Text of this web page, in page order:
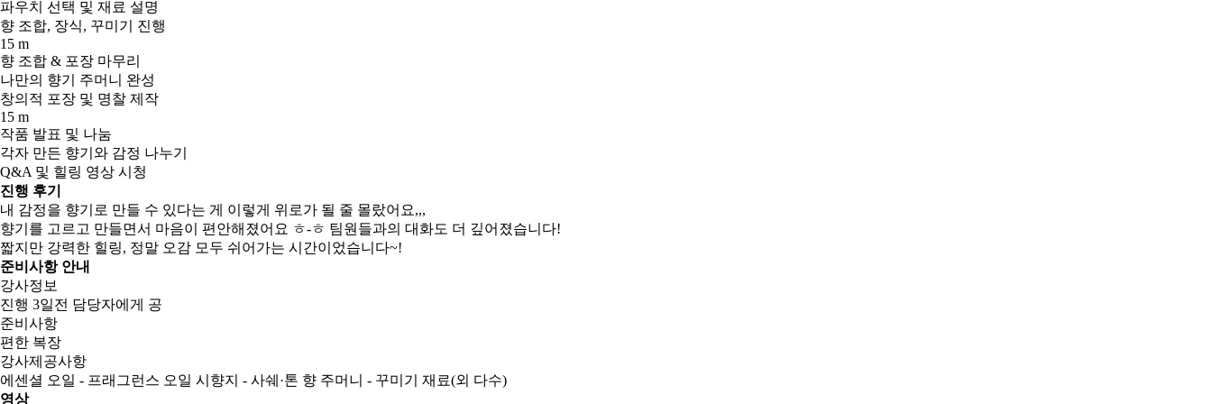
파우치 선택 및 재료 설명
향 조합, 장식, 꾸미기 진행
15 m
향 조합 & 포장 마무리
나만의 향기 주머니 완성
창의적 포장 및 명찰 제작
15 m
작품 발표 및 나눔
각자 만든 향기와 감정 나누기
Q&A 및 힐링 영상 시청
진행 후기
내 감정을 향기로 만들 수 있다는 게 이렇게 위로가 될 줄 몰랐어요,,,
향기를 고르고 만들면서 마음이 편안해졌어요 ㅎ-ㅎ 팀원들과의 대화도 더 깊어졌습니다!
짧지만 강력한 힐링, 정말 오감 모두 쉬어가는 시간이었습니다~!
준비사항 안내
강사정보
진행 3일전 담당자에게 공
준비사항
편한 복장
강사제공사항
에센셜 오일 - 프래그런스 오일 시향지 - 사쉐·톤 향 주머니 - 꾸미기 재료(외 다수)
영상